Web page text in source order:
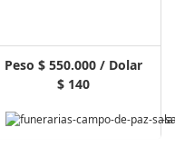
Peso $ 550.000 / Dolar
$ 140